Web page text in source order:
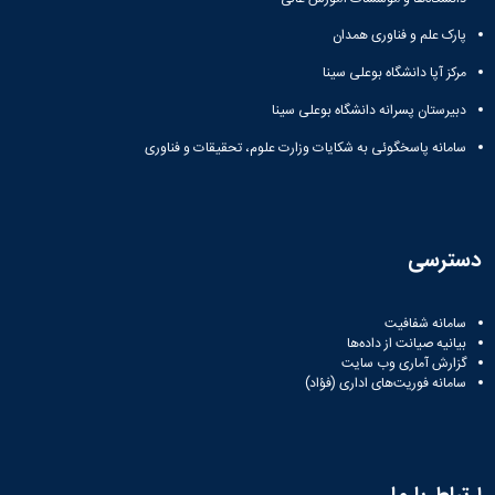
پارک علم و فناوری همدان
مرکز آپا دانشگاه بوعلی سینا
دبیرستان پسرانه دانشگاه بوعلی سینا
سامانه پاسخگوئی به شکایات وزارت علوم، تحقیقات و فناوری
دسترسی
سامانه شفافیت
بیانیه صیانت از داده‌ها
گزارش آماری وب‌ سایت
سامانه فوریت‌های اداری (فؤاد)